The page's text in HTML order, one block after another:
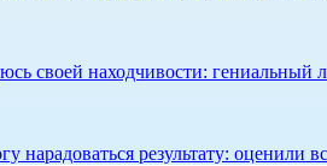
своей находчивости: гениальный
нарадоваться результату: оценили